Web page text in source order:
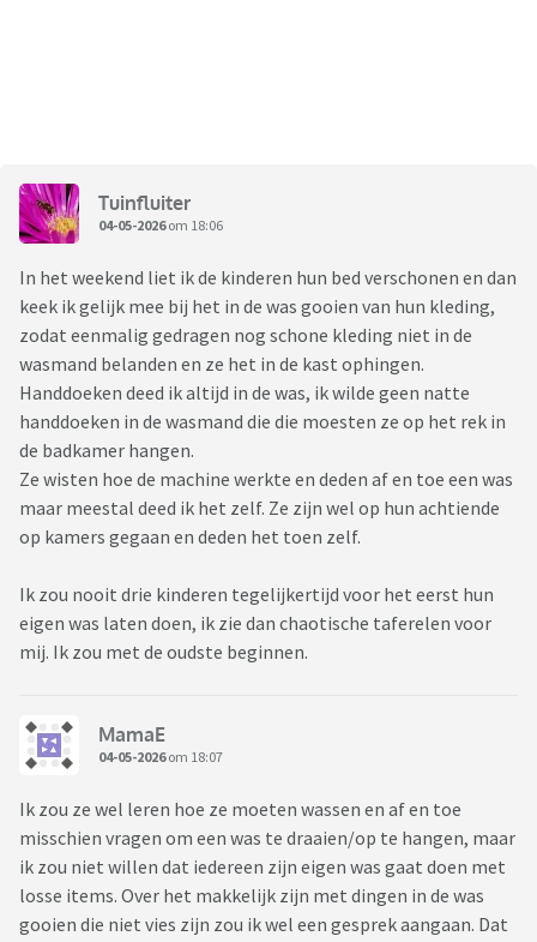
Tuinfluiter
04-05-2026om 18:06
In het weekend liet ik de kinderen hun bed verschonen en dan
keek ik gelijk mee bij het in de was gooien van hun kleding,
zodat eenmalig gedragen nog schone kleding niet in de
wasmand belanden en ze het in de kast ophingen.
Handdoeken deed ik altijd in de was, ik wilde geen natte
handdoeken in de wasmand die die moesten ze op het rek in
de badkamer hangen.
Ze wisten hoe de machine werkte en deden af en toe een was
maar meestal deed ik het zelf. Ze zijn wel op hun achtiende
op kamers gegaan en deden het toen zelf.
Ik zou nooit drie kinderen tegelijkertijd voor het eerst hun
eigen was laten doen, ik zie dan chaotische taferelen voor
mij. Ik zou met de oudste beginnen.
MamaE
04-05-2026om 18:07
Ik zou ze wel leren hoe ze moeten wassen en af en toe
misschien vragen om een was te draaien/op te hangen, maar
ik zou niet willen dat iedereen zijn eigen was gaat doen met
losse items. Over het makkelijk zijn met dingen in de was
gooien die niet vies zijn zou ik wel een gesprek aangaan. Dat